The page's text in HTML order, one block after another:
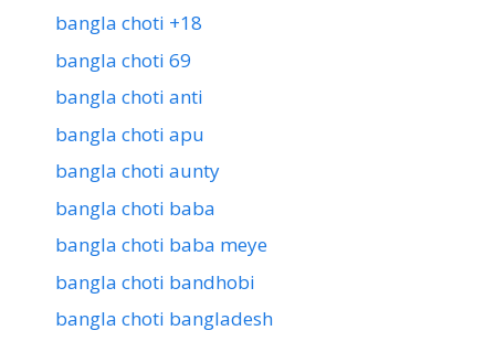
bangla choti +18
bangla choti 69
bangla choti anti
bangla choti apu
bangla choti aunty
bangla choti baba
bangla choti baba meye
bangla choti bandhobi
bangla choti bangladesh